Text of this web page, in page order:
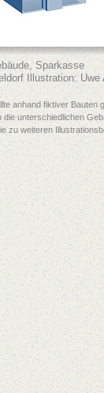
Sparkasse
Illustration: Uwe
anhand fiktiver Bauten
unterschiedlichen
zu weiteren